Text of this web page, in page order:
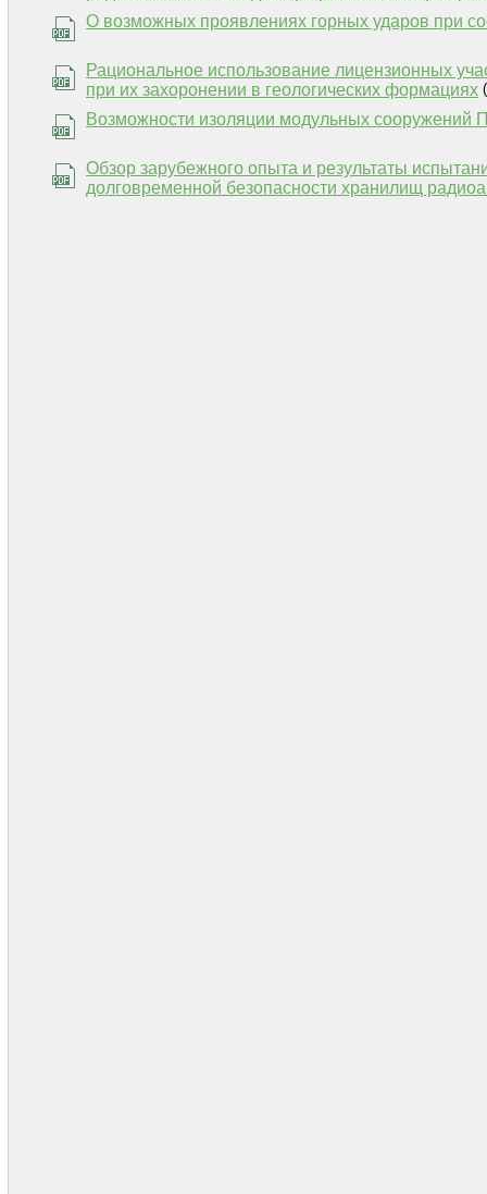
О возможных проявлениях горных ударов при
Рациональное использование лицензионных
при их захоронении в геологических формациях (
Возможности изоляции модульных
Обзор зарубежного опыта и результаты
долговременной безопасности хранилищ